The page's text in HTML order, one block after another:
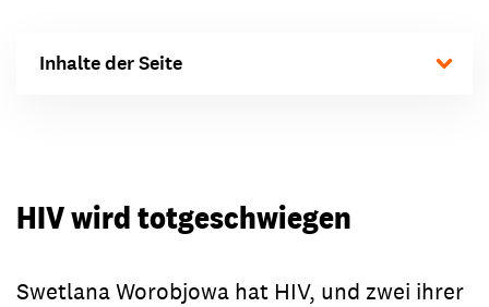
Inhalte der Seite
HIV wird totgeschwiegen
Swetlana Worobjowa hat HIV, und zwei ihrer